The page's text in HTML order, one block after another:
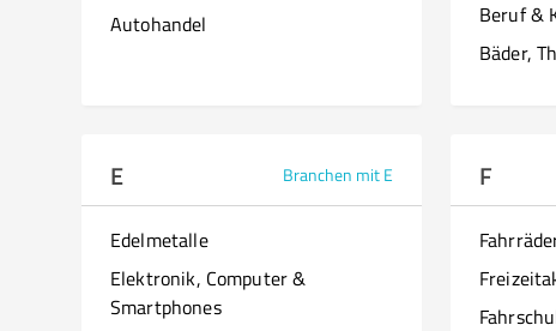
Autohandel
Beruf &
Bäder,
E Branchen mit E
Edelmetalle
Elektronik, Computer &
Smartphones
F